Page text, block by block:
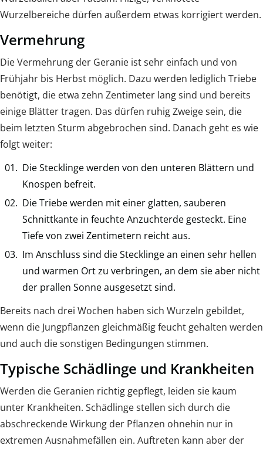
Wurzelbereiche dürfen außerdem etwas korrigiert werden.
Vermehrung
Die Vermehrung der Geranie ist sehr einfach und von
Frühjahr bis Herbst möglich. Dazu werden lediglich Triebe
benötigt, die etwa zehn Zentimeter lang sind und bereits
einige Blätter tragen. Das dürfen ruhig Zweige sein, die
beim letzten Sturm abgebrochen sind. Danach geht es wie
folgt weiter:
Die Stecklinge werden von den unteren Blättern und
Knospen befreit.
Die Triebe werden mit einer glatten, sauberen
Schnittkante in feuchte Anzuchterde gesteckt. Eine
Tiefe von zwei Zentimetern reicht aus.
Im Anschluss sind die Stecklinge an einen sehr hellen
und warmen Ort zu verbringen, an dem sie aber nicht
der prallen Sonne ausgesetzt sind.
Bereits nach drei Wochen haben sich Wurzeln gebildet,
wenn die Jungpflanzen gleichmäßig feucht gehalten werden
und auch die sonstigen Bedingungen stimmen.
Typische Schädlinge und Krankheiten
Werden die Geranien richtig gepflegt, leiden sie kaum
unter Krankheiten. Schädlinge stellen sich durch die
abschreckende Wirkung der Pflanzen ohnehin nur in
extremen Ausnahmefällen ein. Auftreten kann aber der